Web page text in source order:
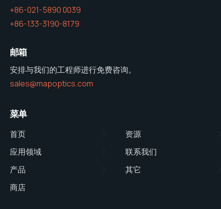
+86-021-5890 0039
+86-133-3190-8179
邮箱
安排与我们的工程师进行免费咨询。
sales@mapoptics.com
菜单
首页
应用领域
产品
商店
资源
联系我们
其它